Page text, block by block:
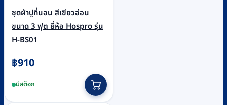
ชุดผ้าปูที่นอน สีเขียวอ่อน
ขนาด 3 ฟุต ยี่ห้อ Hospro รุ่น
H-BS01
฿910
มีสต็อก